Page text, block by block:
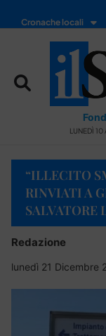
Cronache locali
LUNEDÌ
“ILLECITO
RINVIATI A
SALVATORE
Redazione
lunedì 21 Dicembre